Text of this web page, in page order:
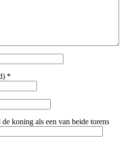
*
koning als een van beide torens